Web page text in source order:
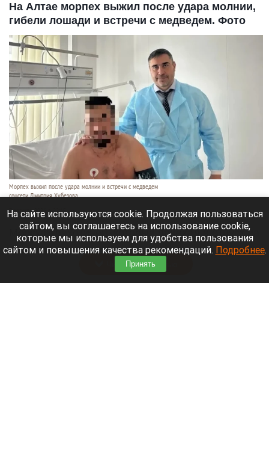
На Алтае морпех выжил после удара молнии,
гибели лошади и встречи с медведем. Фото
Морпех выжил после удара молнии и встречи с медведем
соцсети Дмитрия Хубезова
7 августа 2026 в 22:15
Морской пехотинец, который приехал в отпуск на
Алтай, пережил чудовищную серию событий.
Читать полностью
На сайте используются cookie. Продолжая пользоваться
сайтом, вы соглашаетесь на использование cookie,
которые мы используем для удобства пользования
сайтом и повышения качества рекомендаций. Подробнее.
Принять